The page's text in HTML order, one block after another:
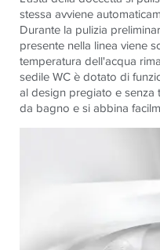
stessa avviene
Durante la pulizia
presente nella linea viene
temperatura dell'acqua
sedile WC è dotato di
al design pregiato e senza
da bagno e si abbina